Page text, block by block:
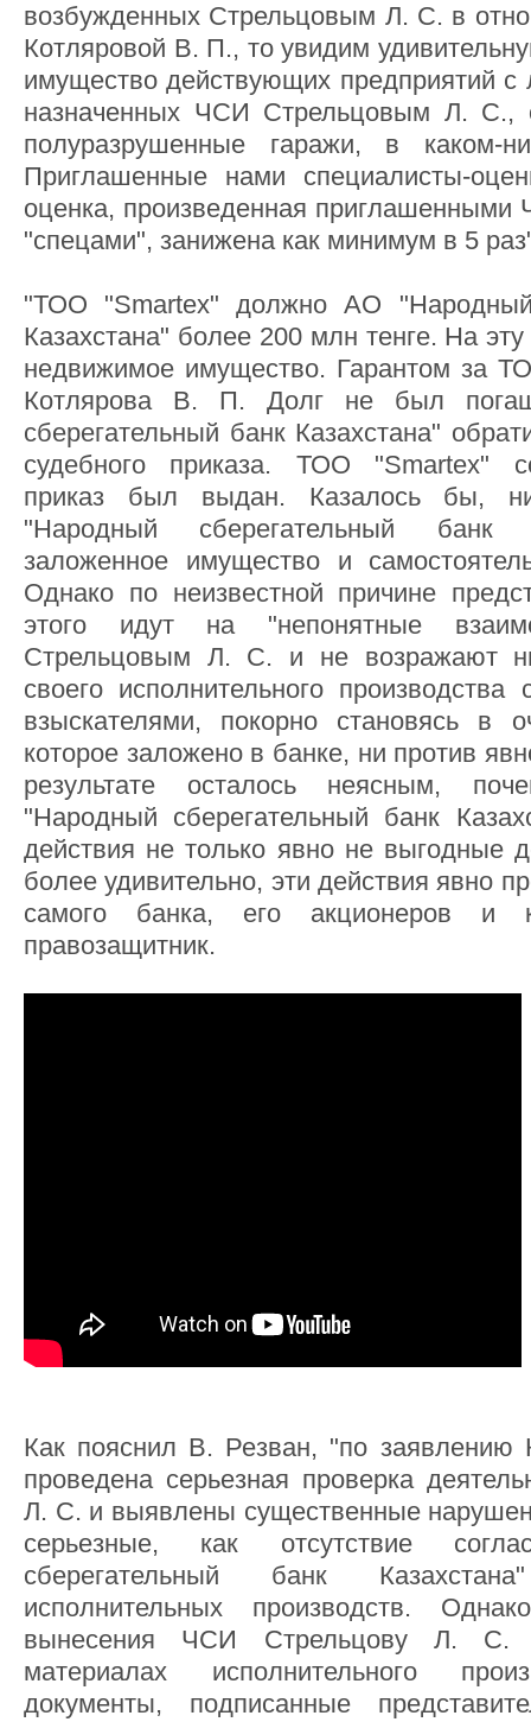
возбужденных Стрельцовым Л. С. в
Котляровой В. П., то увидим
имущество действующих предприятий с
назначенных ЧСИ Стрельцовым Л. С.,
полуразрушенные гаражи, в каком-
Приглашенные нами специалисты-
оценка, произведенная
"спецами", занижена как минимум в 5
"ТОО "Smartex" должно АО "Народный
Казахстана" более 200 млн тенге. На
недвижимое имущество. Гарантом за
Котлярова В. П. Долг не был
сберегательный банк Казахстана"
судебного приказа. ТОО "Smartex"
приказ был выдан. Казалось бы,
"Народный сберегательный банк
заложенное имущество и
Однако по неизвестной причине
этого идут на "непонятные
Стрельцовым Л. С. и не возражают
своего исполнительного
взыскателями, покорно становясь в
которое заложено в банке, ни против
результате осталось неясным,
"Народный сберегательный банк
действия не только явно не выгодные
более удивительно, эти действия явно
самого банка, его акционеров и
правозащитник.
Как пояснил В. Резван, "по
проведена серьезная проверка
Л. С. и выявлены существенные
серьезные, как отсутствие
сберегательный банк
исполнительных производств.
вынесения ЧСИ Стрельцову Л. С.
материалах исполнительного
документы, подписанные